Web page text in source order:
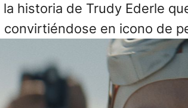
la historia de Trudy Ederle
en icono de